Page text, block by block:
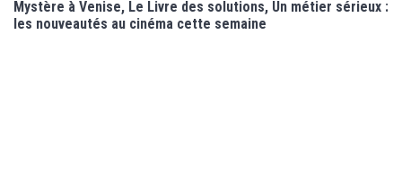
Mystère à Venise, Le Livre des solutions, Un métier sérieux :
les nouveautés au cinéma cette semaine